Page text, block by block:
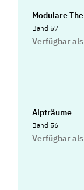
Modulare
Band 57
Verfügbar
Alpträume
Band 56
Verfügbar